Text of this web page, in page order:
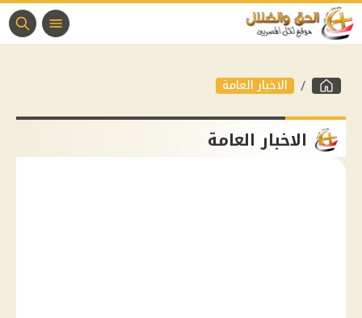
الاخبار العامة
الاخبار العامة